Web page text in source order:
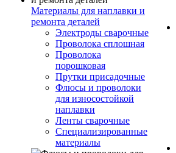
Материалы для наплавки и
ремонта деталей
Электроды сварочные
Проволока сплошная
Проволока
порошковая
Прутки присадочные
Флюсы и проволоки
для износостойкой
наплавки
Ленты сварочные
Специализированные
материалы